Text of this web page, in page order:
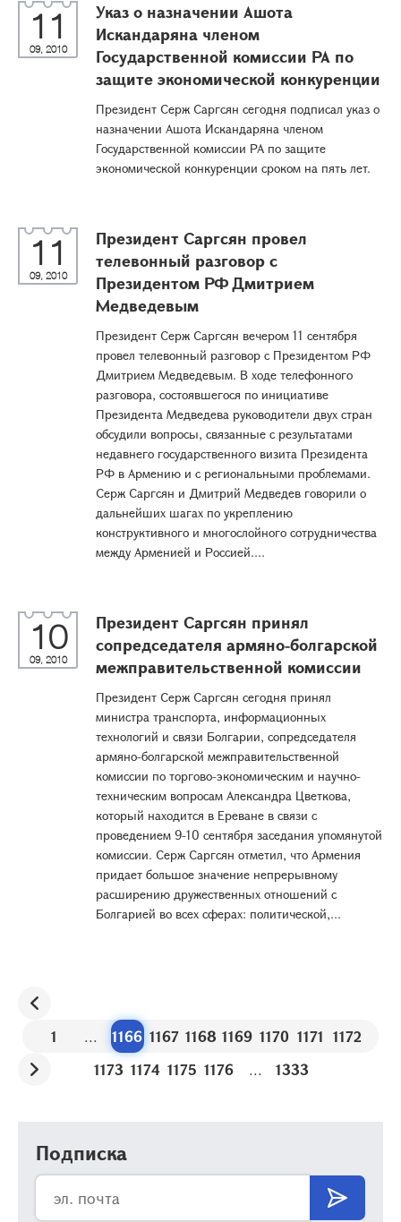
11
09, 2010
Указ о назначении Ашота
Искандаряна членом
Государственной комиссии РА по
защите экономической конкуренции
Президент Серж Саргсян сегодня подписал указ о
назначении Ашота Искандаряна членом
Государственной комиссии РА по защите
экономической конкуренции сроком на пять лет.
11
09, 2010
Президент Саргсян провел
телевонный разговор с
Президентом РФ Дмитрием
Медведевым
Президент Серж Саргсян вечером 11 сентября
провел телевонный разговор с Президентом РФ
Дмитрием Медведевым. В ходе телефонного
разговора, состоявшегося по инициативе
Президента Медведева руководители двух стран
обсудили вопросы, связанные с результатами
недавнего государственного визита Президента
РФ в Армению и с региональными проблемами.
Серж Саргсян и Дмитрий Медведев говорили о
дальнейших шагах по укреплению
конструктивного и многослойного сотрудничества
между Арменией и Россией....
10
09, 2010
Президент Саргсян принял
сопредседателя армяно-болгарской
межправительственной комиссии
Президент Серж Саргсян сегодня принял
министра транспорта, информационных
технологий и связи Болгарии, сопредседателя
армяно-болгарской межправительственной
комиссии по торгово-экономическим и научно-
техническим вопросам Александра Цветкова,
который находится в Ереване в связи с
проведением 9-10 сентября заседания упомянутой
комиссии. Серж Саргсян отметил, что Армения
придает большое значение непрерывному
расширению дружественных отношений с
Болгарией во всех сферах: политической,...
1 ... 1166 1167 1168 1169 1170 1171 1172
1173 1174 1175 1176 ... 1333
Подписка